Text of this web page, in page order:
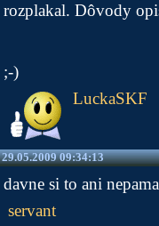
rozplakal. Dôvody
;-)
LuckaSKF
29.05.2009 09:34:13
davne si to ani
servant